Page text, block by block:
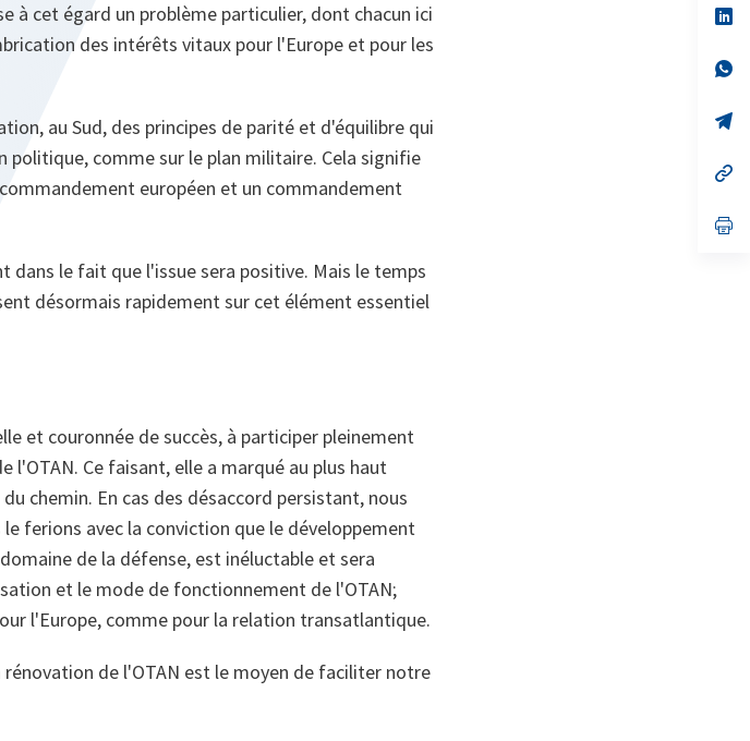
à cet égard un problème particulier, dont chacun ici
des intérêts vitaux pour l'Europe et pour les
au Sud, des principes de parité et d'équilibre qui
politique, comme sur le plan militaire. Cela signifie
européen et un commandement
dans le fait que l'issue sera positive. Mais le temps
désormais rapidement sur cet élément essentiel
et couronnée de succès, à participer pleinement
Ce faisant, elle a marqué au plus haut
chemin. En cas des désaccord persistant, nous
ferions avec la conviction que le développement
de la défense, est inéluctable et sera
et le mode de fonctionnement de l'OTAN;
l'Europe, comme pour la relation transatlantique.
de l'OTAN est le moyen de faciliter notre
in